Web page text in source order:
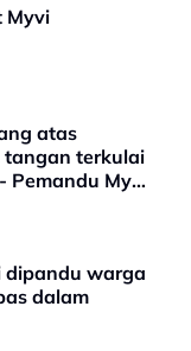
Myvi
atas
tangan terkulai
Pemandu Myvi
dipandu warga
dalam